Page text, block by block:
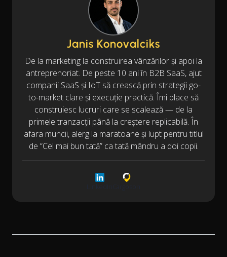
Janis Konovalciks
De la marketing la construirea vânzărilor și apoi la
antreprenoriat. De peste 10 ani în B2B SaaS, ajut
companii SaaS și IoT să crească prin strategii go-
to-market clare și execuție practică. Îmi place să
construiesc lucruri care se scalează — de la
primele tranzacții până la creștere replicabilă. În
afara muncii, alerg la maratoane și lupt pentru titlul
de “Cel mai bun tată” ca tată mândru a doi copii.